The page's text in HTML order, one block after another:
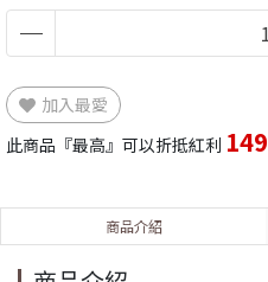
加入最愛
此商品『最高』可以折抵紅利 149
商品介紹